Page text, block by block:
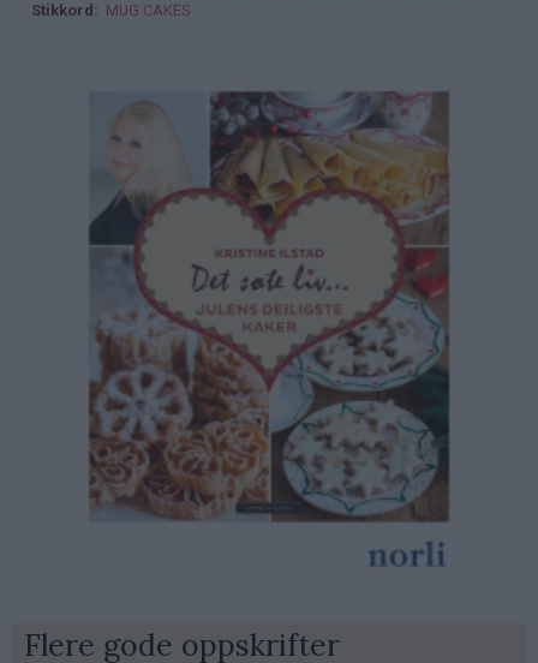
Stikkord
MUG CAKES